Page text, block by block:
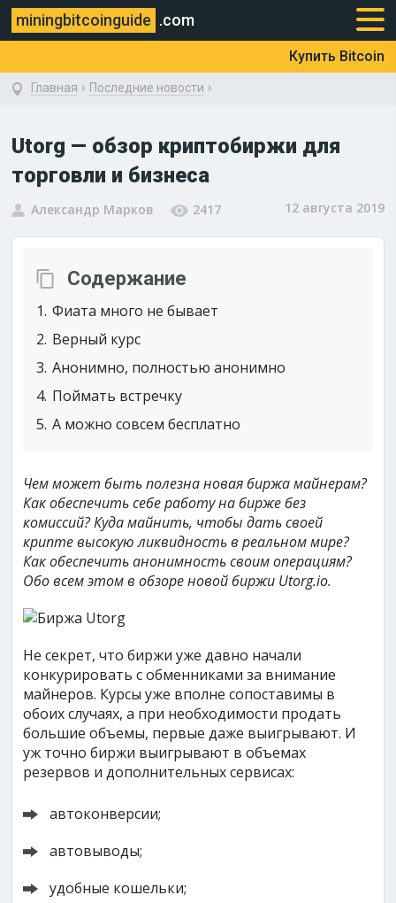
miningbitcoinguide .com
Купить Bitcoin
Главная › Последние новости ›
Utorg — обзор криптобиржи для
торговли и бизнеса
Александр Марков 2417 12 августа 2019
Содержание
1 Фиата много не бывает
2 Верный курс
3 Анонимно, полностью анонимно
4 Поймать встречку
5 А можно совсем бесплатно
Чем может быть полезна новая биржа майнерам?
Как обеспечить себе работу на бирже без
комиссий? Куда майнить, чтобы дать своей
крипте высокую ликвидность в реальном мире?
Как обеспечить анонимность своим операциям?
Обо всем этом в обзоре новой биржи Utorg.io.
Не секрет, что биржи уже давно начали
конкурировать с обменниками за внимание
майнеров. Курсы уже вполне сопоставимы в
обоих случаях, а при необходимости продать
большие объемы, первые даже выигрывают. И
уж точно биржи выигрывают в объемах
резервов и дополнительных сервисах:
автоконверсии;
автовыводы;
удобные кошельки;